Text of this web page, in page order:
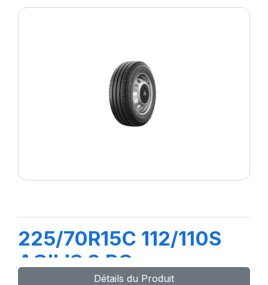
225/70R15C 112/110S
AGILIS 3 RC
Détails du Produit